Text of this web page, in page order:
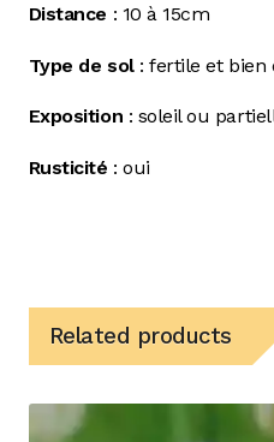
Distance : 10 à 15cm
Type de sol : fertile et bien
Exposition : soleil ou
Rusticité : oui
Related products